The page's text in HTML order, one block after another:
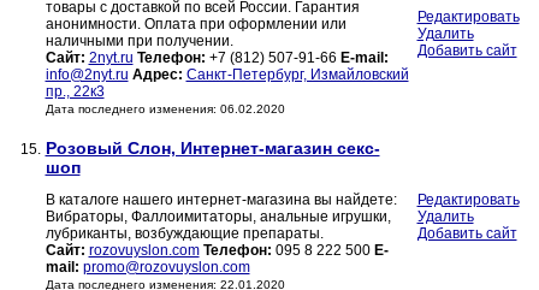
товары с доставкой по всей России. Гарантия
анонимности. Оплата при оформлении или
наличными при получении.
Сайт: 2nyt.ru Телефон: +7 (812) 507-91-66 E-mail:
info@2nyt.ru Адрес: Санкт-Петербург, Измайловский
пр., 22к3
Дата последнего изменения: 06.02.2020
Редактировать
Удалить
Добавить сайт
15. Розовый Слон, Интернет-магазин секс-
шоп
В каталоге нашего интернет-магазина вы найдете:
Вибраторы, Фаллоимитаторы, анальные игрушки,
лубриканты, возбуждающие препараты.
Сайт: rozovuyslon.com Телефон: 095 8 222 500 E-
mail: promo@rozovuyslon.com
Дата последнего изменения: 22.01.2020
Редактировать
Удалить
Добавить сайт